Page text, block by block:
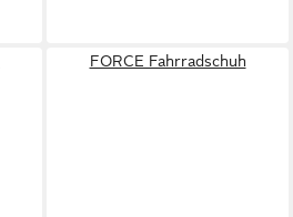
FORCE Fahrradschuh